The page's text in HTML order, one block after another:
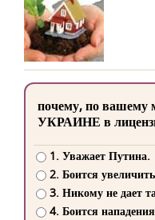
почему, по вашему
УКРАИНЕ в
1. Уважает Путина.
2. Боится
3. Никому не дает
4. Боится